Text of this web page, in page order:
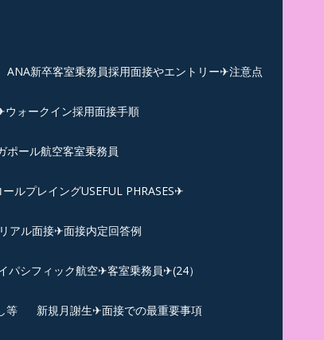
ANA新卒客室乗務員採用面接やエントリー✈注意点
ォークイン採用面接手順
ール航空客室乗務員
ルプレイングUSEFUL PHRASES✈
アル面接✈︎面接内定回答例
シフィック航空✈︎客室乗務員✈(24）
等 新規月謝生✈面接での最重要事項